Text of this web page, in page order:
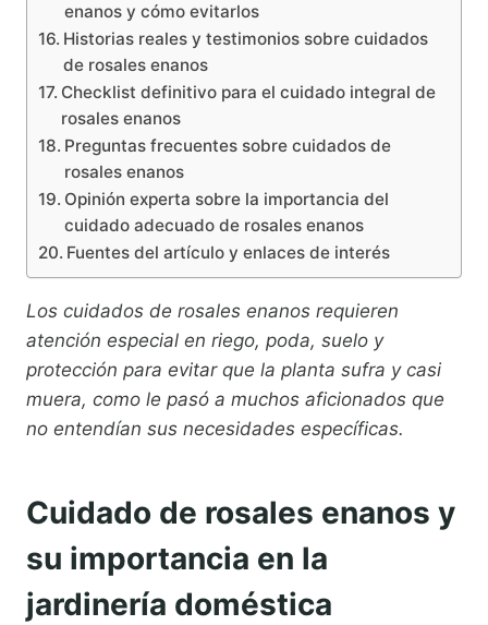
enanos y cómo evitarlos
Historias reales y testimonios sobre cuidados
de rosales enanos
Checklist definitivo para el cuidado integral de
rosales enanos
Preguntas frecuentes sobre cuidados de
rosales enanos
Opinión experta sobre la importancia del
cuidado adecuado de rosales enanos
Fuentes del artículo y enlaces de interés
Los cuidados de rosales enanos requieren
atención especial en riego, poda, suelo y
protección para evitar que la planta sufra y casi
muera, como le pasó a muchos aficionados que
no entendían sus necesidades específicas.
Cuidado de rosales enanos y
su importancia en la
jardinería doméstica